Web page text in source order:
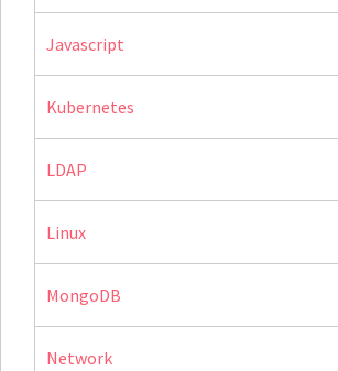
Javascript
Kubernetes
LDAP
Linux
MongoDB
Network